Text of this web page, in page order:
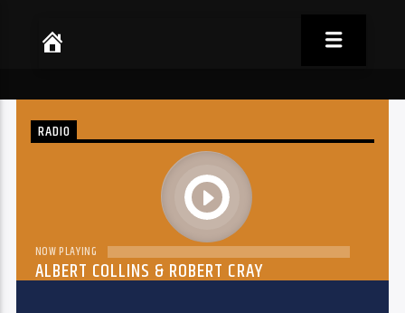
RADIO
play
NOW PLAYING
ALBERT COLLINS & ROBERT CRAY